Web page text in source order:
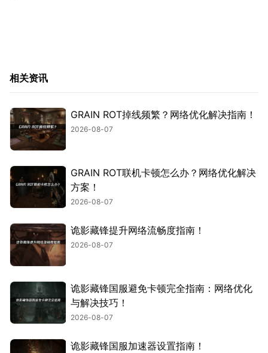
相关资讯
GRAIN ROT掉线频繁？网络优化解决指南！
2026-08-07
GRAIN ROT联机卡顿怎么办？网络优化解决
方案！
2026-08-07
诡影藏锋提升网络流畅度指南！
2026-08-07
诡影藏锋国服避免卡顿完全指南：网络优化
与解决技巧！
2026-08-07
诡影藏锋国服加速器设置指南！